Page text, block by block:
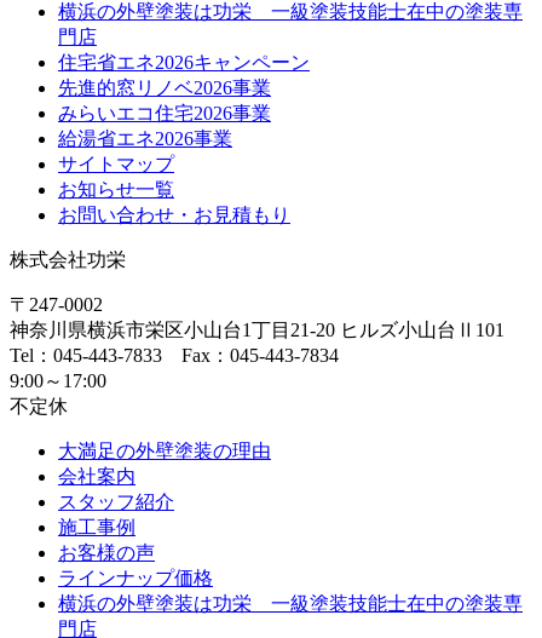
横浜の外壁塗装は功栄 一級塗装技能士在中の塗装専
門店
住宅省エネ2026キャンペーン
先進的窓リノベ2026事業
みらいエコ住宅2026事業
給湯省エネ2026事業
サイトマップ
お知らせ一覧
お問い合わせ・お見積もり
株式会社功栄
〒247-0002
神奈川県横浜市栄区小山台1丁目21-20 ヒルズ小山台Ⅱ101
Tel：045-443-7833 Fax：045-443-7834
9:00～17:00
不定休
大満足の外壁塗装の理由
会社案内
スタッフ紹介
施工事例
お客様の声
ラインナップ価格
横浜の外壁塗装は功栄 一級塗装技能士在中の塗装専
門店